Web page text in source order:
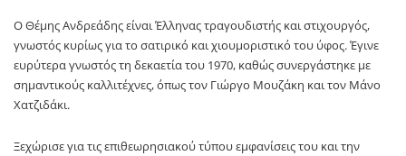
Ο Θέμης Ανδρεάδης είναι Έλληνας τραγουδιστής και στιχουργός,
γνωστός κυρίως για το σατιρικό και χιουμοριστικό του ύφος. Έγινε
ευρύτερα γνωστός τη δεκαετία του 1970, καθώς συνεργάστηκε με
σημαντικούς καλλιτέχνες, όπως τον Γιώργο Μουζάκη και τον Μάνο
Χατζιδάκι.
Ξεχώρισε για τις επιθεωρησιακού τύπου εμφανίσεις του και την